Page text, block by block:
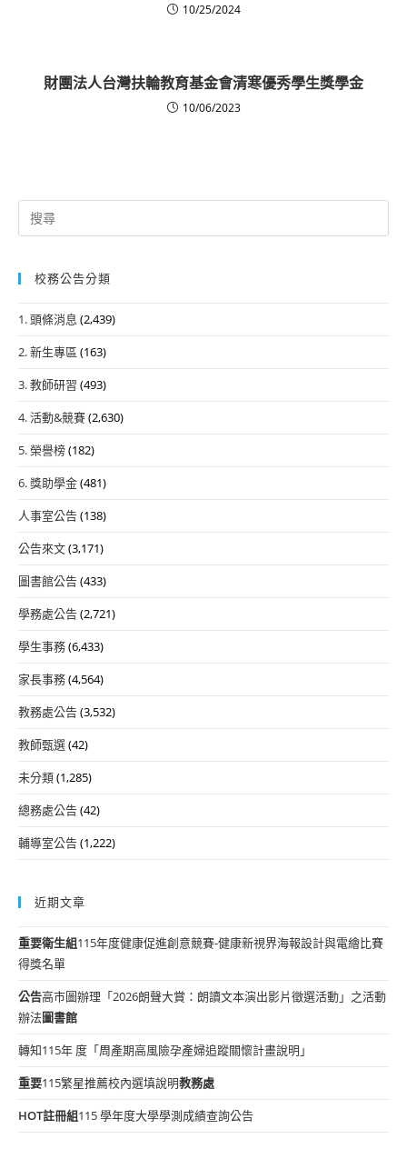
10/25/2024
財團法人台灣扶輪教育基金會清寒優秀學生獎學金
10/06/2023
Search
for:
校務公告分類
1. 頭條消息 (2,439)
2. 新生專區 (163)
3. 教師研習 (493)
4. 活動&競賽(2,630)
5. 榮譽榜(182)
6. 獎助學金(481)
人事室公告(138)
公告來文(3,171)
圖書館公告(433)
學務處公告(2,721)
學生事務(6,433)
家長事務(4,564)
教務處公告(3,532)
教師甄選(42)
未分類(1,285)
總務處公告(42)
輔導室公告(1,222)
近期文章
重要衛生組115年度健康促進創意競賽-健康新視界海報設計與電繪比賽
得獎名單
公告高市圖辦理「2026朗聲大賞：朗讀文本演出影片徵選活動」之活動
辦法圖書館
轉知115年 度「周產期高風險孕產婦追蹤關懷計畫說明」
重要115繁星推薦校內選填說明教務處
HOT註冊組115 學年度大學學測成績查詢公告